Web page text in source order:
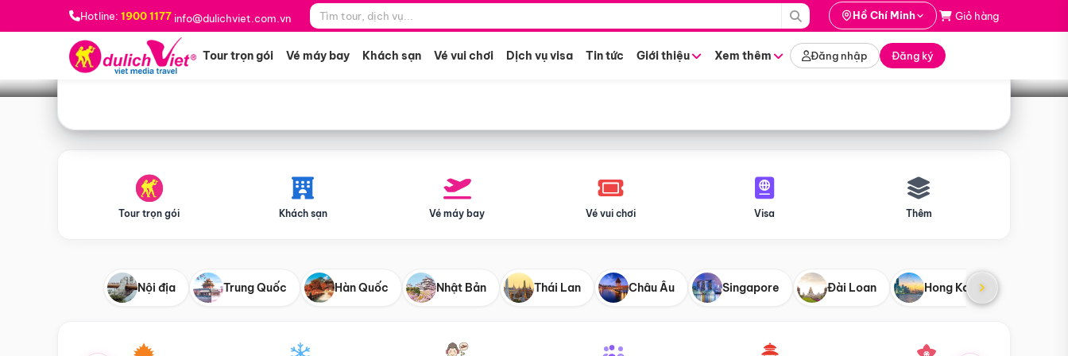
Hotline: 1900 1177 info@dulichviet.com.vn Hồ Chí Minh Giỏ hàng
Tour trọn gói Vé máy bay Khách sạn Vé vui chơi Dịch vụ visa Tin tức Giới thiệu Xem thêm Đăng nhập Đăng ký
Bạn muốn đi đâu? *
Tìm tour
Tour trọn gói Khách sạn Vé máy bay Vé vui chơi Visa Thêm
Nội địa Trung Quốc Hàn Quốc Nhật Bản Thái Lan Châu Âu Singapore Đài Loan Hong Kong